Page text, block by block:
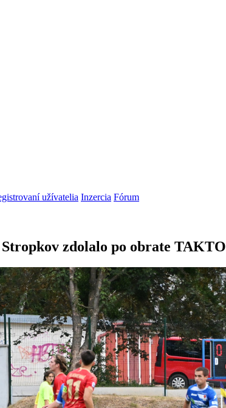
užívatelia Inzercia Fórum
zdolalo po obrate TAKTO